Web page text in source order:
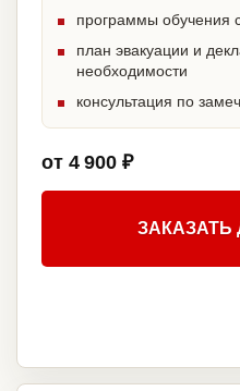
программы обучения
план эвакуации и
необходимости
консультация по
от 4 900 ₽
ЗАКАЗАТЬ